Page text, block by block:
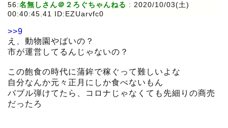
56:名無しさん＠２ろぐちゃんねる : 2020/10/03(土)
00:40:45.41 ID:EZUarvfc0
>>9
え、動物園やばいの？
市が運営してるんじゃないの？
この飽食の時代に蒲鉾で稼ぐって難しいよな
自分なんか元々正月にしか食べないもん
バブル弾けてたら、コロナじゃなくても先細りの商売
だったろ